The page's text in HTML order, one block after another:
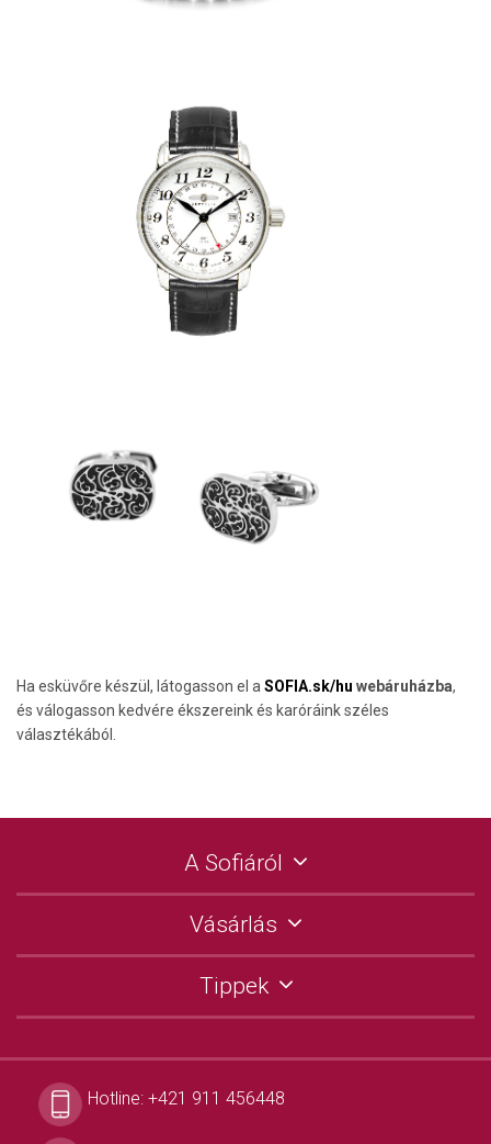
Ha esküvőre készül, látogasson el a SOFIA.sk/hu webáruházba,
és válogasson kedvére ékszereink és karóráink széles
választékából.
A Sofiáról
Vásárlás
Tippek
Hotline: +421 911 456448